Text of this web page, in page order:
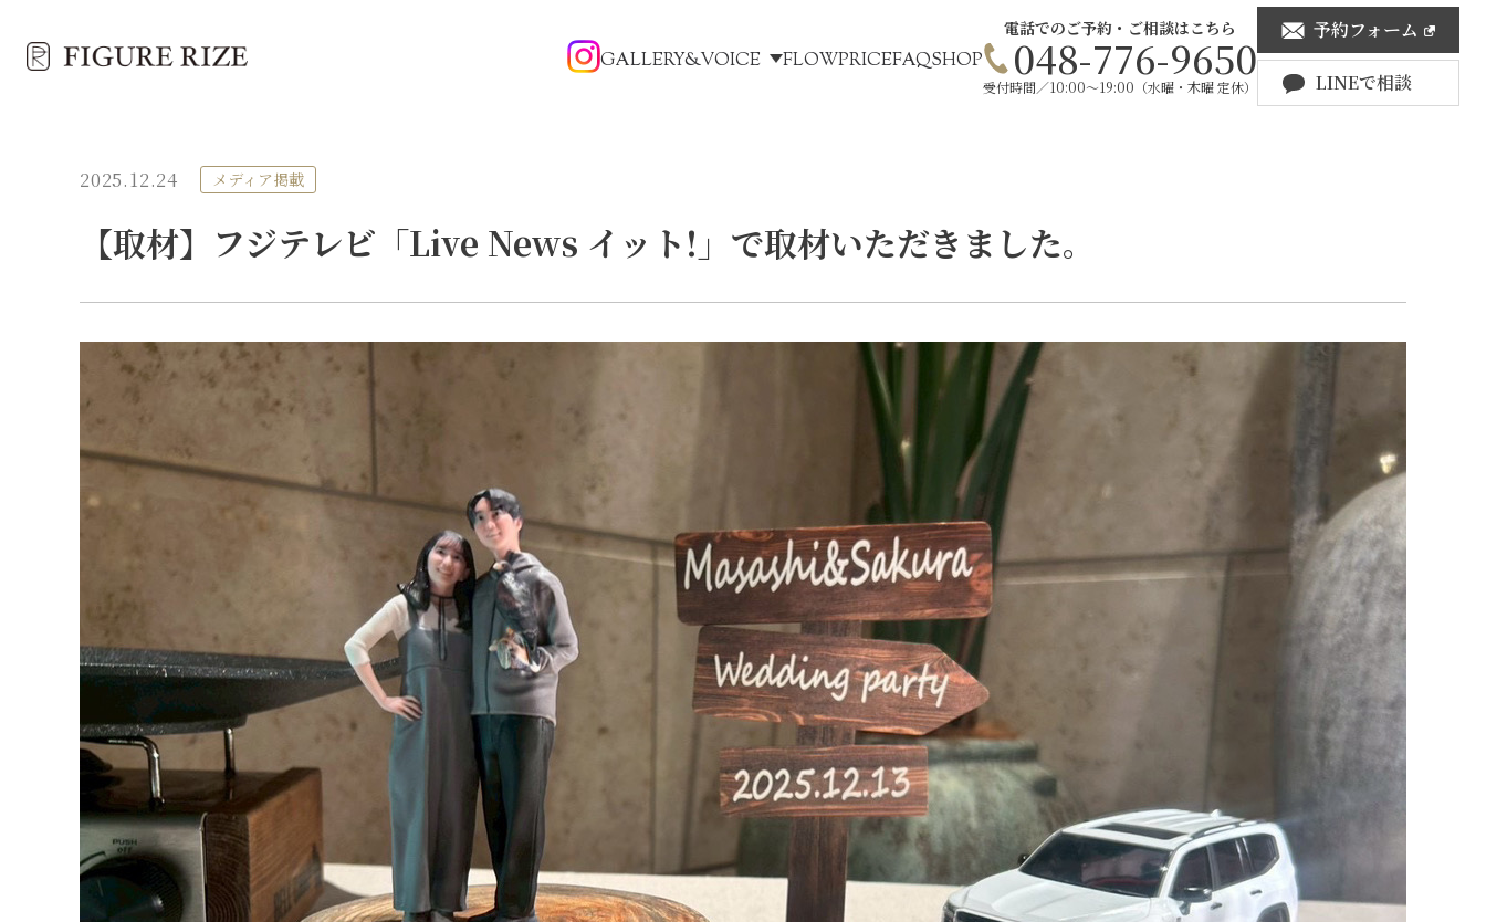
GALLERY&VOICE FLOWPRICEFAQSHOP
電話でのご予約・ご相談はこちら
048-776-9650
受付時間／10:00〜19:00（水曜・木曜 定休）
予約フォーム
LINEで相談
2025.12.24 メディア掲載
【取材】フジテレビ「Live News イット!」で取材いただきました。